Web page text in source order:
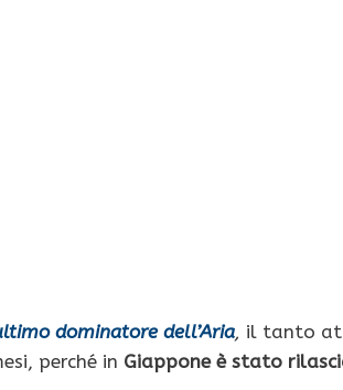
dominatore dell’Aria, il tanto
perché in Giappone è stato